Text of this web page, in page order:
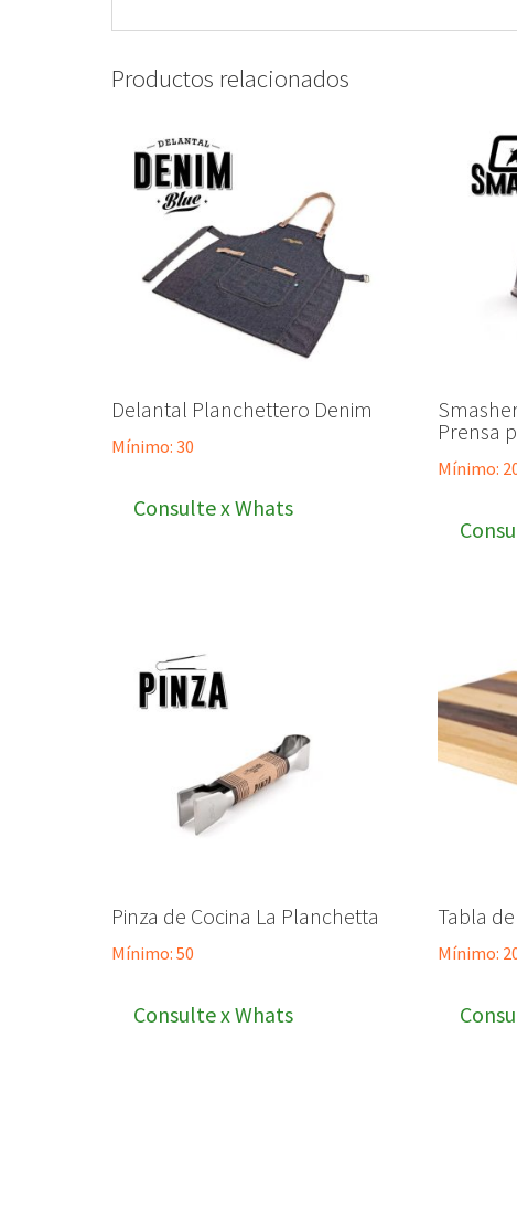
Productos relacionados
Delantal Planchettero Denim
Mínimo: 30
Consulte x Whats
Prensa
Mínimo:
Pinza de Cocina La Planchetta
Mínimo: 50
Consulte x Whats
Tabla
Mínimo: